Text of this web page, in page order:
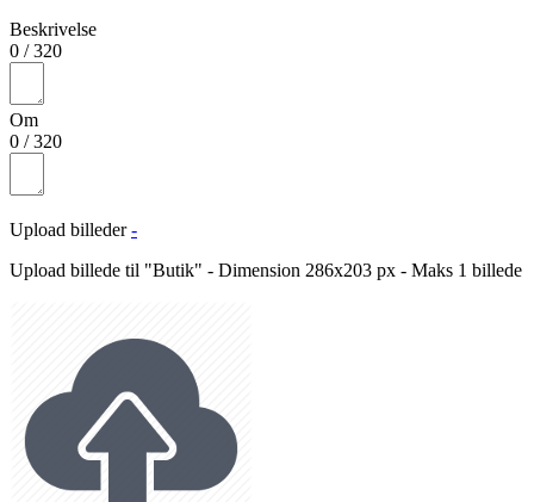
Beskrivelse
0 /320
Om
0 /320
Upload billeder -
Upload billede til "Butik" - Dimension 286x203 px - Maks 1 billede